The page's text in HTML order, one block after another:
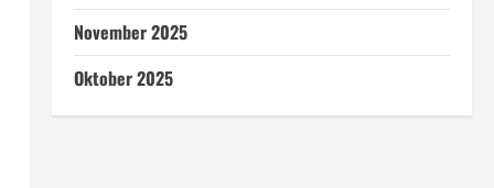
November 2025
Oktober 2025